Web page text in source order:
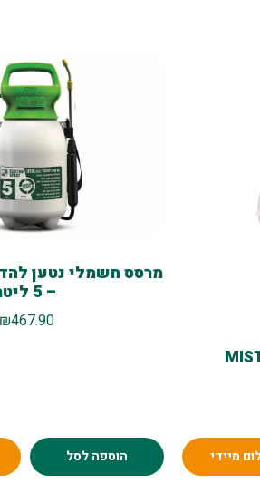
מיידי
מרסס חשמלי נטען
– 5 ליטר
₪467.90
הוספה לסל